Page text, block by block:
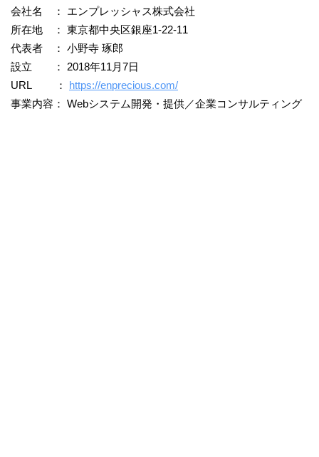
会社名 ： エンプレッシャス株式会社
所在地 ： 東京都中央区銀座1-22-11
代表者 ： 小野寺 琢郎
設立 ： 2018年11月7日
URL ： https://enprecious.com/
事業内容： Webシステム開発・提供／企業コンサルティング